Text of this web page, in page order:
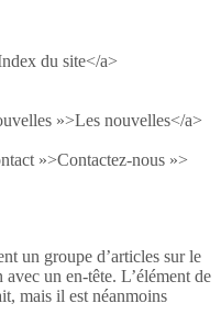
du site</a>
»>Les nouvelles</a>
»>Contactez-nous »>
un groupe d’articles sur le
un en-tête. L’élément de
mais il est néanmoins